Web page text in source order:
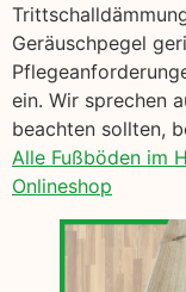
Geräuschpegel
ein. Wir sprechen
beachten sollten,
Alle Fußböden im
Onlineshop